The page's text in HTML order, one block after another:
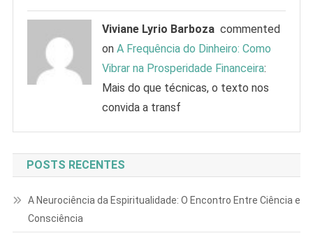
Viviane Lyrio Barboza commented
onA Frequência do Dinheiro: Como
Vibrar na Prosperidade Financeira:
Mais do que técnicas, o texto nos
convida a transf
POSTS RECENTES
A Neurociência da Espiritualidade: O Encontro Entre Ciência e
Consciência